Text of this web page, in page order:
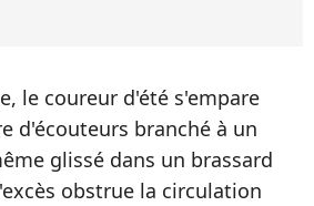
le coureur d'été s'empare
d'écouteurs branché à un
glissé dans un brassard
obstrue la circulation